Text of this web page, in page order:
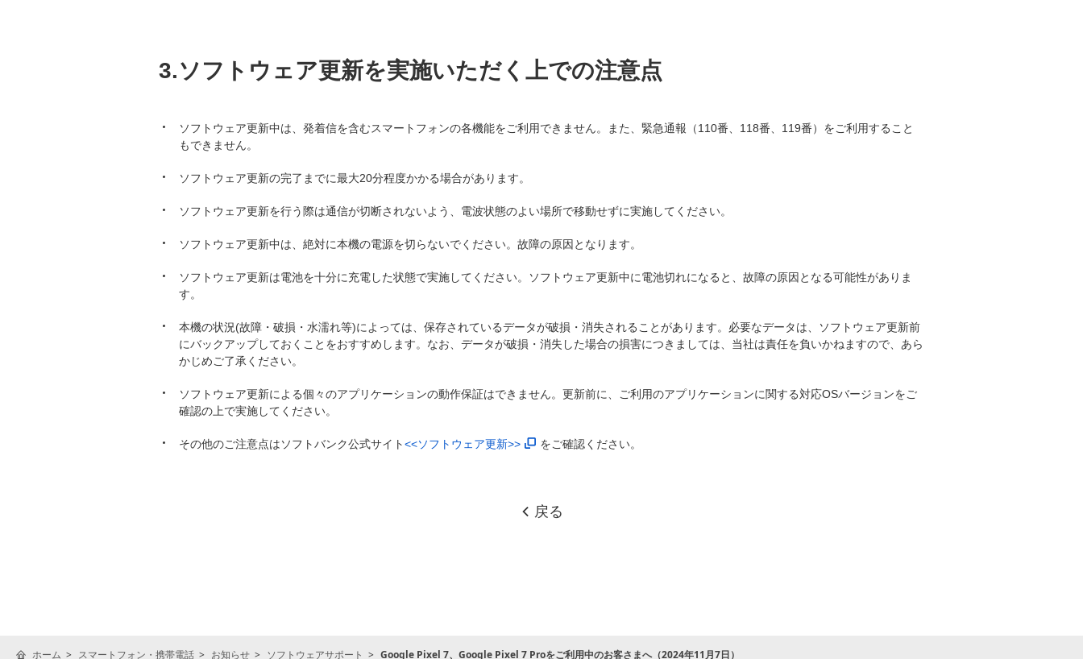
3.ソフトウェア更新を実施いただく上での注意点
ソフトウェア更新中は、発着信を含むスマートフォンの各機能をご利用できません。また、緊急通報（110番、118番、119番）をご利用すること
もできません。
ソフトウェア更新の完了までに最大20分程度かかる場合があります。
ソフトウェア更新を行う際は通信が切断されないよう、電波状態のよい場所で移動せずに実施してください。
ソフトウェア更新中は、絶対に本機の電源を切らないでください。故障の原因となります。
ソフトウェア更新は電池を十分に充電した状態で実施してください。ソフトウェア更新中に電池切れになると、故障の原因となる可能性がありま
す。
本機の状況(故障・破損・水濡れ等)によっては、保存されているデータが破損・消失されることがあります。必要なデータは、ソフトウェア更新前
にバックアップしておくことをおすすめします。なお、データが破損・消失した場合の損害につきましては、当社は責任を負いかねますので、あら
かじめご了承ください。
ソフトウェア更新による個々のアプリケーションの動作保証はできません。更新前に、ご利用のアプリケーションに関する対応OSバージョンをご
確認の上で実施してください。
その他のご注意点はソフトバンク公式サイト<<ソフトウェア更新>> をご確認ください。
戻る
ホーム スマートフォン・携帯電話 お知らせ ソフトウェアサポート Google Pixel 7、Google Pixel 7 Proをご利用中のお客さまへ（2024年11月7日）